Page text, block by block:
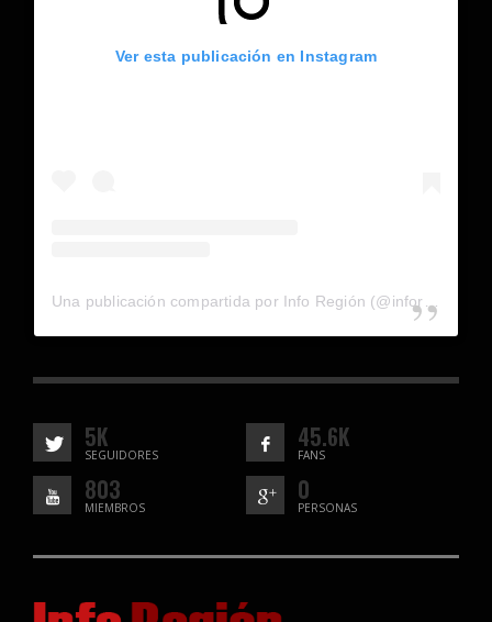
Ver esta publicación en Instagram
5K
SEGUIDORES
45.6K
FANS
803
MIEMBROS
0
PERSONAS